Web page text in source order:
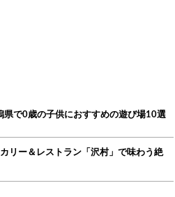
県で0歳の子供におすすめの遊び場10選
リー＆レストラン「沢村」で味わう絶